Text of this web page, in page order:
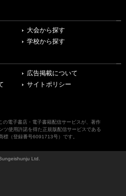
大会から探す
学校から探す
広告掲載について
サイトポリシー
の電子書店・電子書籍配信サービスが、著作
ツ使用許諾を得た正規版配信サービスである
標（登録番号6091713号）です。
Ltd.